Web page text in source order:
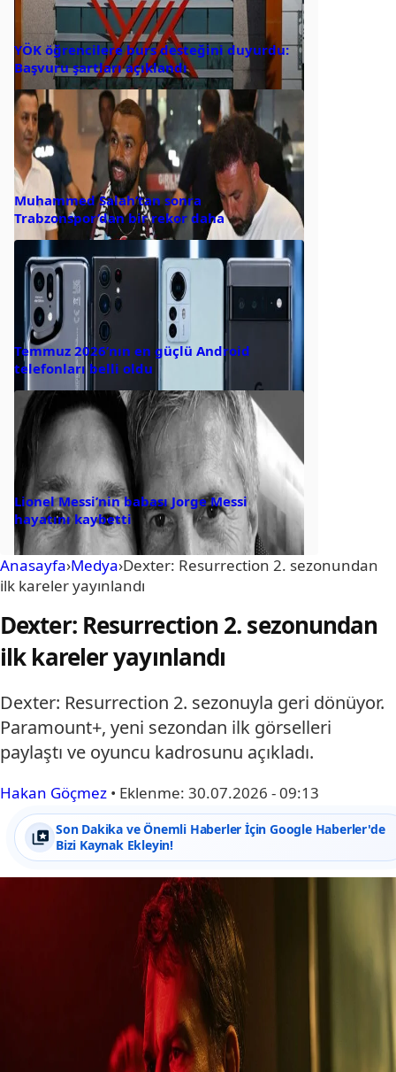
YÖK öğrencilere burs desteğini duyurdu:
Başvuru şartları açıklandı
Muhammed Salah’tan sonra
Trabzonspor’dan bir rekor daha
Temmuz 2026’nın en güçlü Android
telefonları belli oldu
Lionel Messi’nin babası Jorge Messi
hayatını kaybetti
Anasayfa›Medya›Dexter: Resurrection 2. sezonundan
ilk kareler yayınlandı
Dexter: Resurrection 2. sezonundan
ilk kareler yayınlandı
Dexter: Resurrection 2. sezonuyla geri dönüyor.
Paramount+, yeni sezondan ilk görselleri
paylaştı ve oyuncu kadrosunu açıkladı.
Hakan Göçmez • Eklenme: 30.07.2026 - 09:13
Son Dakika ve Önemli Haberler İçin Google Haberler'de
Bizi Kaynak Ekleyin!